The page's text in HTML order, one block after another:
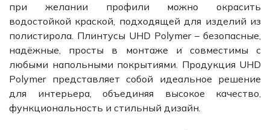
при желании профили можно окрасить
водостойкой краской, подходящей для изделий из
полистирола. Плинтусы UHD Polymer – безопасные,
надёжные, просты в монтаже и совместимы с
любыми напольными покрытиями. Продукция UHD
Polymer представляет собой идеальное решение
для интерьера, объединяя высокое качество,
функциональность и стильный дизайн.